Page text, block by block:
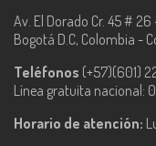
Av. El Dorado Cr. 45 # 26
Bogotá D.C, Colombia -
Teléfonos (+57)(601)
Línea gratuita nacional:
Horario de atención: